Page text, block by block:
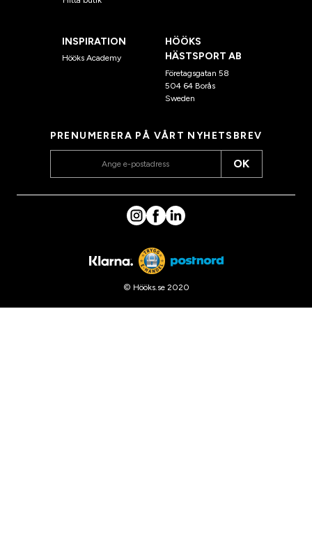
INSPIRATION
Hööks Academy
HÖÖKS
HÄSTSPORT AB
Företagsgatan 58
504 64 Borås
Sweden
PRENUMERERA PÅ VÅRT NYHETSBREV
OK
© Hööks.se 2020